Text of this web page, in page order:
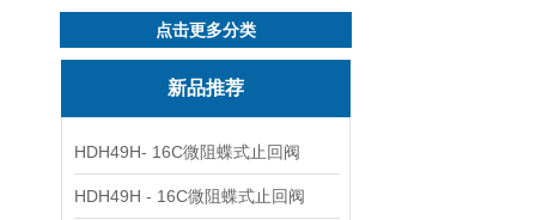
点击更多分类
新品推荐
HDH49H- 16C微阻蝶式止回阀
HDH49H - 16C微阻蝶式止回阀